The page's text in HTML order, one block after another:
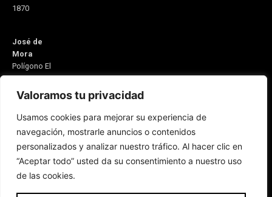
Valoramos tu privacidad
Usamos cookies para mejorar su experiencia de
navegación, mostrarle anuncios o contenidos
personalizados y analizar nuestro tráfico. Al hacer clic en
“Aceptar todo” usted da su consentimiento a nuestro uso
de las cookies.
1870
José de
Mora
Polígono El
Monete Nave
31
21600
Valverde del
Camino
Huelva,
España
Email: